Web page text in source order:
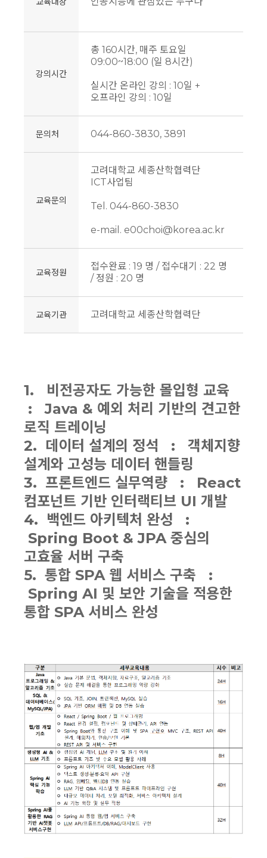
강의시간
총 160시간, 매주 토요일
09:00~18:00 (일 8시간)
실시간 온라인 강의 : 10일 +
오프라인 강의 : 10일
문의처 044-860-3830, 3891
교육문의
고려대학교 세종산학협력단
ICT사업팀
Tel. 044-860-3830
e-mail. e00choi@korea.ac.kr
교육정원
접수완료 : 19 명 / 접수대기 : 22 명
/ 정원 : 20 명
교육기관 고려대학교 세종산학협력단
1. 비전공자도 가능한 몰입형 교육
: Java & 예외 처리 기반의 견고한
로직 트레이닝
2. 데이터 설계의 정석 : 객체지향
설계와 고성능 데이터 핸들링
3. 프론트엔드 실무역량 : React
컴포넌트 기반 인터랙티브 UI 개발
4. 백엔드 아키텍처 완성 :
Spring Boot & JPA 중심의
고효율 서버 구축
5. 통합 SPA 웹 서비스 구축 :
Spring AI 및 보안 기술을 적용한
통합 SPA 서비스 완성